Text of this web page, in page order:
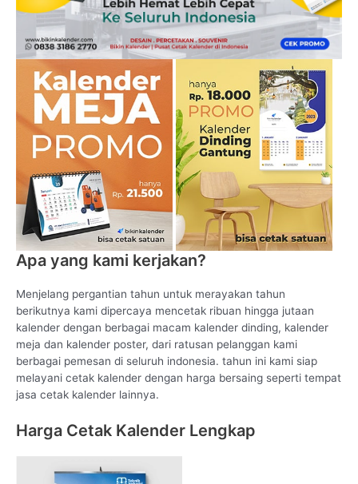
Apa yang kami kerjakan?
Menjelang pergantian tahun untuk merayakan tahun
berikutnya kami dipercaya mencetak ribuan hingga jutaan
kalender dengan berbagai macam kalender dinding, kalender
meja dan kalender poster, dari ratusan pelanggan kami
berbagai pemesan di seluruh indonesia. tahun ini kami siap
melayani cetak kalender dengan harga bersaing seperti tempat
jasa cetak kalender lainnya.
Harga Cetak Kalender Lengkap